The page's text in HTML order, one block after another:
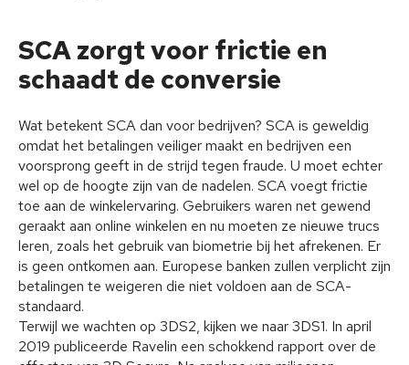
SCA zorgt voor frictie en
schaadt de conversie
Wat betekent SCA dan voor bedrijven? SCA is geweldig
omdat het betalingen veiliger maakt en bedrijven een
voorsprong geeft in de strijd tegen fraude. U moet echter
wel op de hoogte zijn van de nadelen. SCA voegt frictie
toe aan de winkelervaring. Gebruikers waren net gewend
geraakt aan online winkelen en nu moeten ze nieuwe trucs
leren, zoals het gebruik van biometrie bij het afrekenen. Er
is geen ontkomen aan. Europese banken zullen verplicht zijn
betalingen te weigeren die niet voldoen aan de SCA-
standaard.
Terwijl we wachten op 3DS2, kijken we naar 3DS1. In april
2019 publiceerde Ravelin een schokkend rapport over de